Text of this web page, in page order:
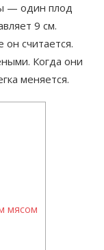
— один плод
9 см.
считается.
Когда они
меняется.
мясом